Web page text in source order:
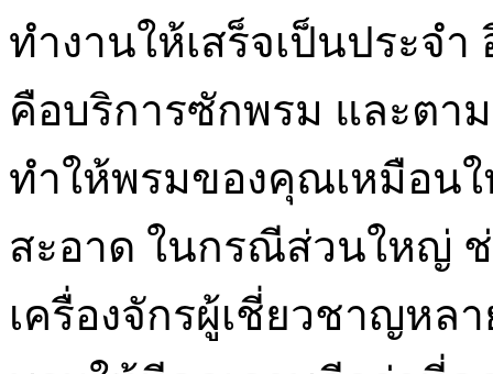
ทำงานให้เสร็จเป็นประจ
คือบริการซักพรม และตา
ทำให้พรมของคุณเหมือนใ
สะอาด ในกรณีส่วนใหญ่
เครื่องจักรผู้เชี่ยวชาญหล